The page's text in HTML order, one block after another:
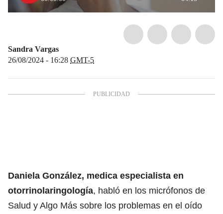
Sandra Vargas
26/08/2024 - 16:28 GMT-5
Daniela González, medica especialista en
otorrinolaringología, habló en los micrófonos de
Salud y Algo Más sobre los problemas en el oído